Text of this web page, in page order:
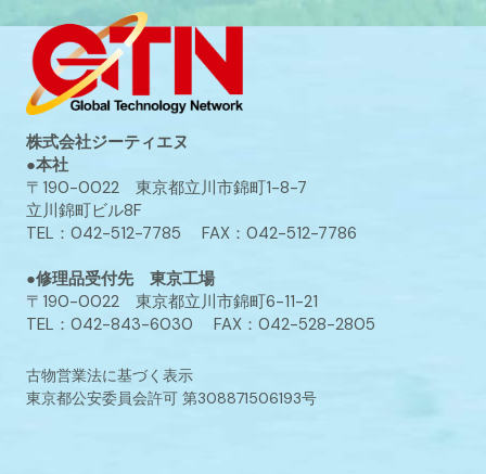
株式会社ジーティエヌ
●本社
〒190-0022 東京都立川市錦町1-8-7
立川錦町ビル8F
TEL：042-512-7785 FAX：042-512-7786
●修理品受付先 東京工場
〒190-0022 東京都立川市錦町6-11-21
TEL：042-843-6030 FAX：042-528-2805
古物営業法に基づく表示
東京都公安委員会許可 第308871506193号